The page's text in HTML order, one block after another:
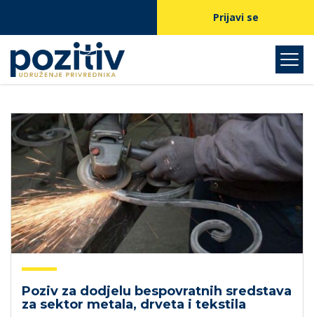
Prijavi se
Poziv za dodjelu bespovratnih sredstava
za sektor metala, drveta i tekstila